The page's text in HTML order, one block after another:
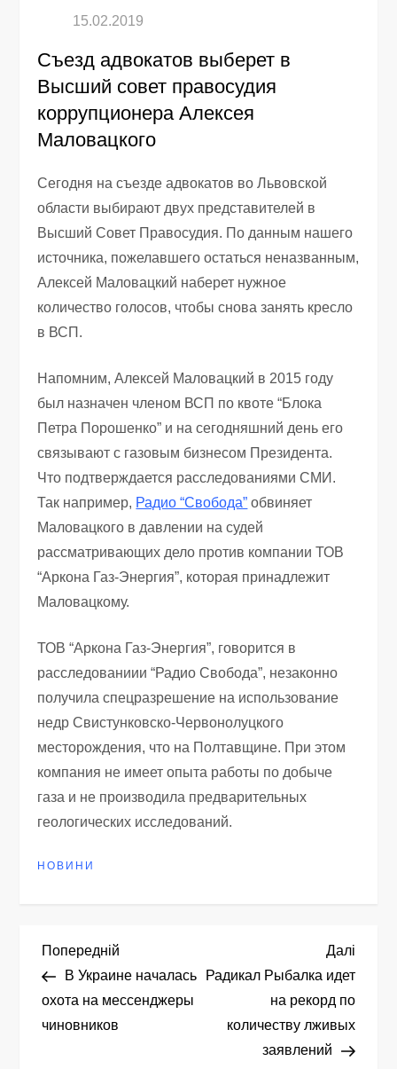
Съезд адвокатов выберет в
Высший совет правосудия
коррупционера Алексея
Маловацкого
Сегодня на съезде адвокатов во Львовской
области выбирают двух представителей в
Высший Совет Правосудия. По данным нашего
источника, пожелавшего остаться неназванным,
Алексей Маловацкий наберет нужное
количество голосов, чтобы снова занять кресло
в ВСП.
Напомним, Алексей Маловацкий в 2015 году
был назначен членом ВСП по квоте “Блока
Петра Порошенко” и на сегодняшний день его
связывают с газовым бизнесом Президента.
Что подтверждается расследованиями СМИ.
Так например, Радио “Свобода” обвиняет
Маловацкого в давлении на судей
рассматривающих дело против компании ТОВ
“Аркона Газ-Энергия”, которая принадлежит
Маловацкому.
ТОВ “Аркона Газ-Энергия”, говорится в
расследованиии “Радио Свобода”, незаконно
получила спецразрешение на использование
недр Свистунковско-Червонолуцкого
месторождения, что на Полтавщине. При этом
компания не имеет опыта работы по добыче
газа и не производила предварительных
геологических исследований.
НОВИНИ
Н
а
в
Попередній
запис
Попередній
В Украине началась
охота на мессенджеры
чиновников
запис
Далі
Радикал Рыбалка идет
на рекорд по
количеству лживых
заявлений